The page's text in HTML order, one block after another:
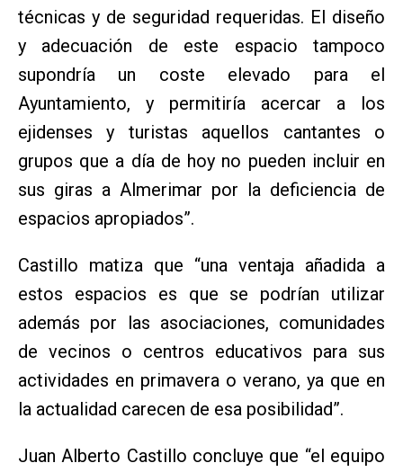
técnicas y de seguridad requeridas. El diseño
y adecuación de este espacio tampoco
supondría un coste elevado para el
Ayuntamiento, y permitiría acercar a los
ejidenses y turistas aquellos cantantes o
grupos que a día de hoy no pueden incluir en
sus giras a Almerimar por la deficiencia de
espacios apropiados”.
Castillo matiza que “una ventaja añadida a
estos espacios es que se podrían utilizar
además por las asociaciones, comunidades
de vecinos o centros educativos para sus
actividades en primavera o verano, ya que en
la actualidad carecen de esa posibilidad”.
Juan Alberto Castillo concluye que “el equipo